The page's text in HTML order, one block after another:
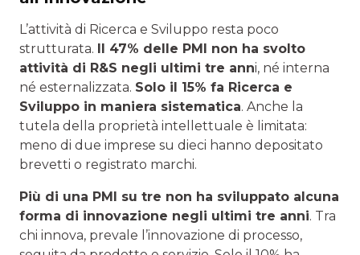
L’attività di Ricerca e Sviluppo resta poco
strutturata.
Il 47% delle PMI non ha svolto
attività di R&S negli ultimi tre anni, né interna
né esternalizzata. Solo il 15% fa Ricerca e
Sviluppo in maniera sistematica. Anche la
tutela della proprietà intellettuale è limitata:
meno di due imprese su dieci hanno depositato
brevetti o registrato marchi.
Più di una PMI su tre non ha sviluppato alcuna
forma di innovazione negli ultimi tre anni. Tra
chi innova, prevale l’innovazione di processo,